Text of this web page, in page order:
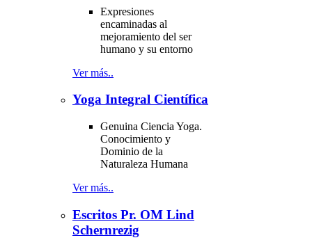
Expresiones
encaminadas al
mejoramiento del ser
humano y su entorno
Ver más..
Yoga Integral Científica
Genuina Ciencia Yoga.
Conocimiento y
Dominio de la
Naturaleza Humana
Ver más..
Escritos Pr. OM Lind
Schernrezig